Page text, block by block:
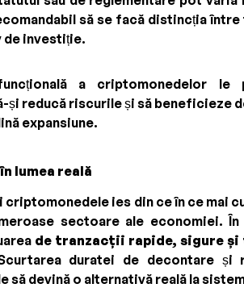
să se facă distincția
de investiție.
a criptomonedelor le
și reducă riscurile și să beneficieze
expansiune.
lumea reală
criptomonedele ies din ce în ce mai
sectoare ale economiei.
de tranzacții rapide, sigure
duratei de decontare
să devină o alternativă reală la